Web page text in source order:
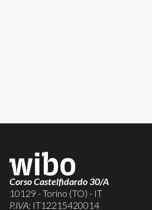
Corso Castelfidardo 30/A
10129 - Torino (TO) - IT
P.IVA: IT12215420014